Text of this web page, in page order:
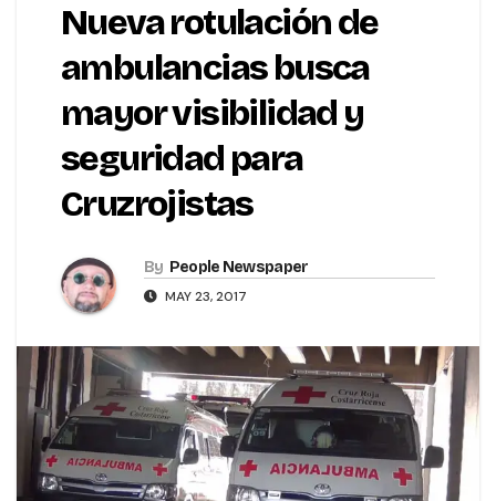
Nueva rotulación de
ambulancias busca
mayor visibilidad y
seguridad para
Cruzrojistas
By People Newspaper
MAY 23, 2017